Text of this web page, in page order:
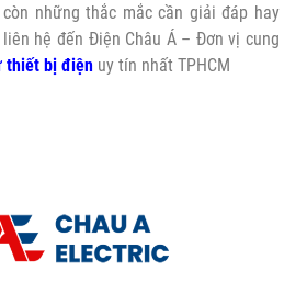
những thắc mắc cần giải đáp hay
hệ đến Điện Châu Á – Đơn vị cung
thiết bị điện uy tín nhất TPHCM